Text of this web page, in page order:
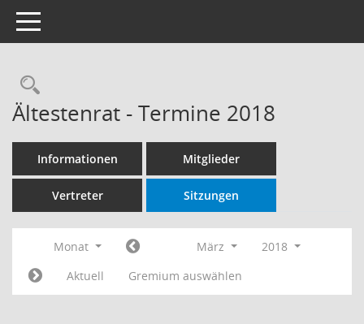
Toggle navigation
Rechercheauswahl
Ältestenrat - Termine 2018
Informationen Mitglieder
Vertreter Sitzungen
Monat März
2018
Aktuell
Gremium auswählen